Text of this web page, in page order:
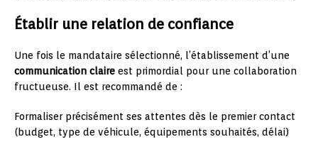
Établir une relation de confiance
Une fois le mandataire sélectionné, l’établissement d’une
communication claire est primordial pour une collaboration
fructueuse. Il est recommandé de :
Formaliser précisément ses attentes dès le premier contact
(budget, type de véhicule, équipements souhaités, délai)